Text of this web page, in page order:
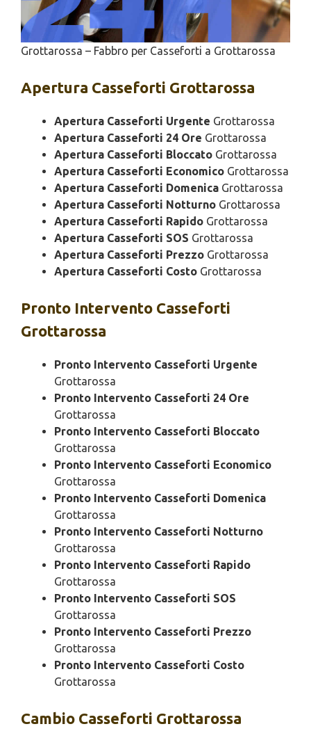
Grottarossa – Fabbro per Casseforti a Grottarossa
Apertura Casseforti Grottarossa
Apertura Casseforti Urgente Grottarossa
Apertura Casseforti 24 Ore Grottarossa
Apertura Casseforti Bloccato Grottarossa
Apertura Casseforti Economico Grottarossa
Apertura Casseforti Domenica Grottarossa
Apertura Casseforti Notturno Grottarossa
Apertura Casseforti Rapido Grottarossa
Apertura Casseforti SOS Grottarossa
Apertura Casseforti Prezzo Grottarossa
Apertura Casseforti Costo Grottarossa
Pronto Intervento Casseforti
Grottarossa
Pronto Intervento Casseforti Urgente
Grottarossa
Pronto Intervento Casseforti 24 Ore
Grottarossa
Pronto Intervento Casseforti Bloccato
Grottarossa
Pronto Intervento Casseforti Economico
Grottarossa
Pronto Intervento Casseforti Domenica
Grottarossa
Pronto Intervento Casseforti Notturno
Grottarossa
Pronto Intervento Casseforti Rapido
Grottarossa
Pronto Intervento Casseforti SOS
Grottarossa
Pronto Intervento Casseforti Prezzo
Grottarossa
Pronto Intervento Casseforti Costo
Grottarossa
Cambio Casseforti Grottarossa